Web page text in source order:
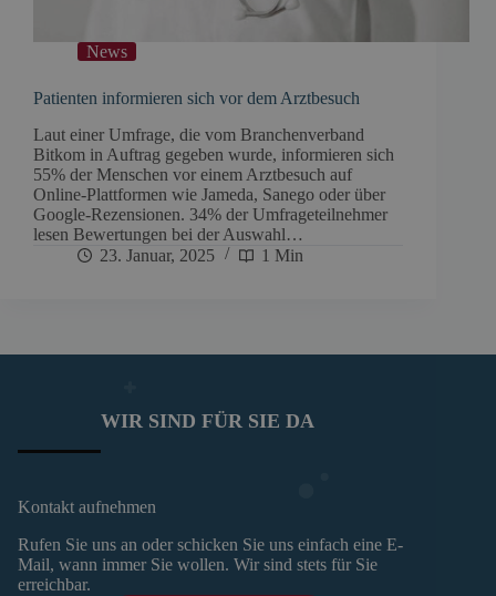
News
Patienten informieren sich vor dem Arztbesuch
Laut einer Umfrage, die vom Branchenverband
Bitkom in Auftrag gegeben wurde, informieren sich
55% der Menschen vor einem Arztbesuch auf
Online-Plattformen wie Jameda, Sanego oder über
Google-Rezensionen. 34% der Umfrageteilnehmer
lesen Bewertungen bei der Auswahl…
23. Januar, 2025
1 Min
WIR SIND FÜR SIE DA
Kontakt aufnehmen
Rufen Sie uns an oder schicken Sie uns einfach eine E-
Mail, wann immer Sie wollen. Wir sind stets für Sie
erreichbar.